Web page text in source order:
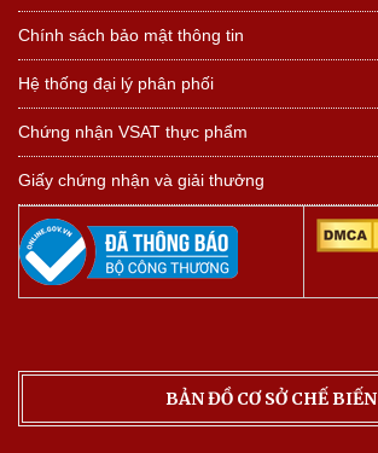
Chính sách bảo mật thông tin
Hệ thống đại lý phân phối
Chứng nhận VSAT thực phẩm
Giấy chứng nhận và giải thưởng
BẢN ĐỒ CƠ SỞ CHẾ BIẾN